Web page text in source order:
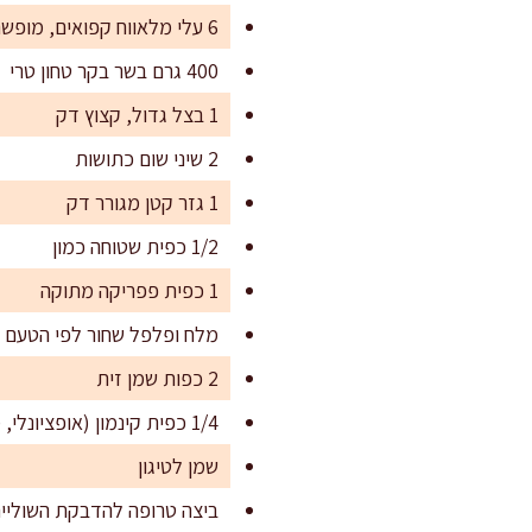
6 עלי מלאווח קפואים, מופשרים לפי הוראות היצרן
400 גרם בשר בקר טחון טרי
1 בצל גדול, קצוץ דק
2 שיני שום כתושות
1 גזר קטן מגורר דק
1/2 כפית שטוחה כמון
1 כפית פפריקה מתוקה
מלח ופלפל שחור לפי הטעם
2 כפות שמן זית
1/4 כפית קינמון (אופציונלי, מוסיף עומק לטעמים)
שמן לטיגון
ביצה טרופה להדבקת